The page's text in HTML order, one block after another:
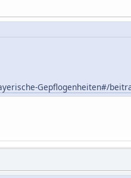
Gepflogenheiten#/